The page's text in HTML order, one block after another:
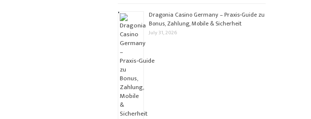
Dragonia Casino Germany – Praxis‑Guide zu
Bonus, Zahlung, Mobile & Sicherheit
July 31, 2026